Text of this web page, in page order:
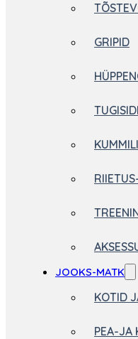
GRIPID
JOOKS-MATK
KOTID
PEA-JA